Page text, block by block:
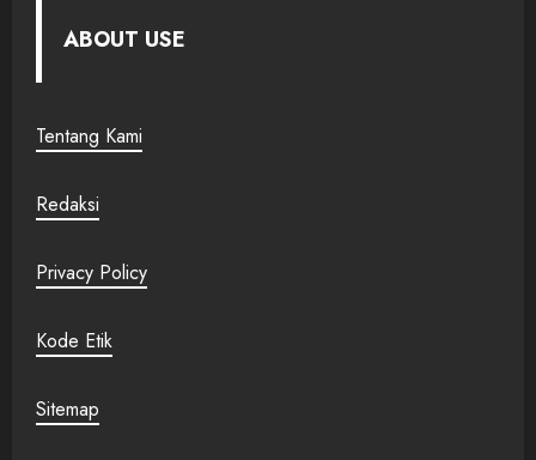
ABOUT USE
Tentang Kami
Redaksi
Privacy Policy
Kode Etik
Sitemap